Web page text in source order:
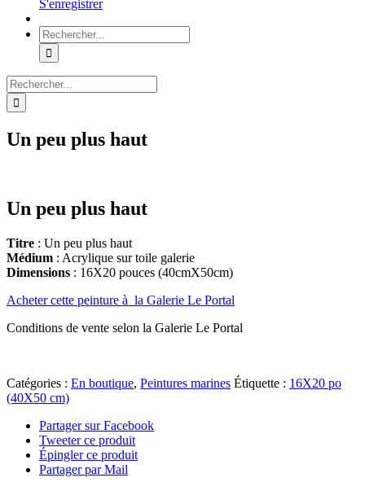
S'enregistrer
Rechercher:
Rechercher:
Un peu plus haut
Un peu plus haut
Titre : Un peu plus haut
Médium : Acrylique sur toile galerie
Dimensions : 16X20 pouces (40cmX50cm)
Acheter cette peinture à la Galerie Le Portal
Conditions de vente selon la Galerie Le Portal
Catégories : En boutique, Peintures marines Étiquette : 16X20 po
(40X50 cm)
Partager sur Facebook
Tweeter ce produit
Épingler ce produit
Partager par Mail